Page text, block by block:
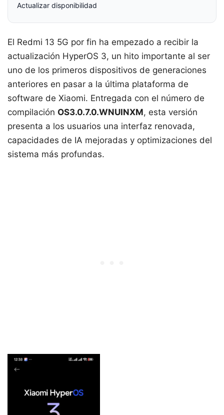
Actualizar disponibilidad
El Redmi 13 5G por fin ha empezado a recibir la
actualización HyperOS 3, un hito importante al ser
uno de los primeros dispositivos de generaciones
anteriores en pasar a la última plataforma de
software de Xiaomi. Entregada con el número de
compilación OS3.0.7.0.WNUINXM, esta versión
presenta a los usuarios una interfaz renovada,
capacidades de IA mejoradas y optimizaciones del
sistema más profundas.